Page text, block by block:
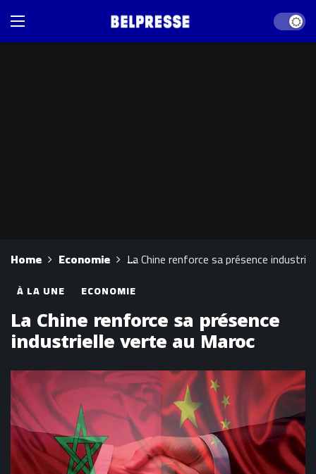
Dark
Home Economie La Chine renforce sa présence
À LA UNE ECONOMIE
La Chine renforce sa présence
industrielle verte au Maroc